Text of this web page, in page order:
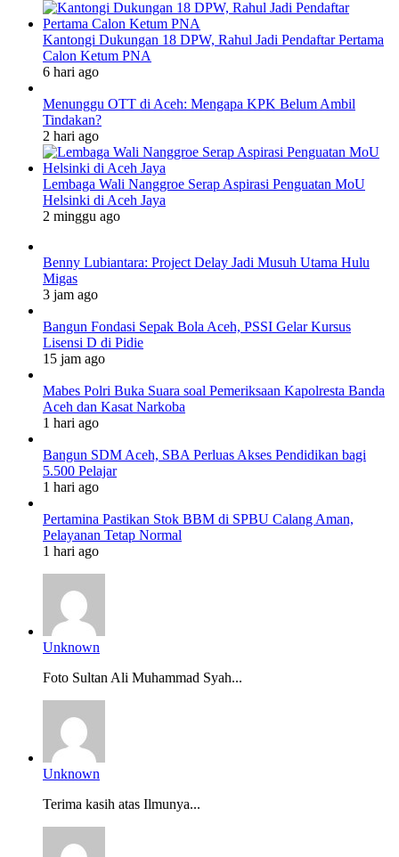
Kantongi Dukungan 18 DPW, Rahul Jadi Pendaftar Pertama
Calon Ketum PNA
6 hari ago
Menunggu OTT di Aceh: Mengapa KPK Belum Ambil
Tindakan?
2 hari ago
Lembaga Wali Nanggroe Serap Aspirasi Penguatan MoU
Helsinki di Aceh Jaya
2 minggu ago
Benny Lubiantara: Project Delay Jadi Musuh Utama Hulu
Migas
3 jam ago
Bangun Fondasi Sepak Bola Aceh, PSSI Gelar Kursus
Lisensi D di Pidie
15 jam ago
Mabes Polri Buka Suara soal Pemeriksaan Kapolresta Banda
Aceh dan Kasat Narkoba
1 hari ago
Bangun SDM Aceh, SBA Perluas Akses Pendidikan bagi
5.500 Pelajar
1 hari ago
Pertamina Pastikan Stok BBM di SPBU Calang Aman,
Pelayanan Tetap Normal
1 hari ago
Unknown
Foto Sultan Ali Muhammad Syah...
Unknown
Terima kasih atas Ilmunya...